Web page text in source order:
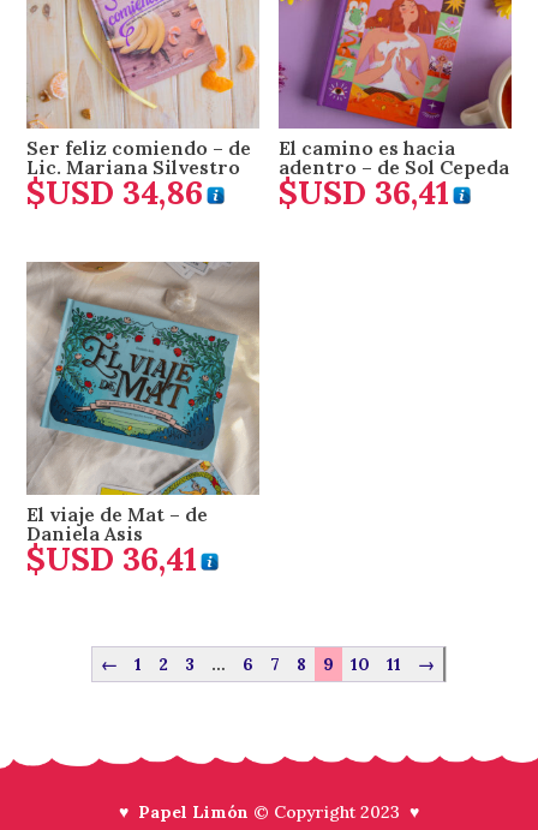
Ser feliz comiendo – de
Lic. Mariana Silvestro
$USD 34,86
El camino es hacia
adentro – de Sol Cepeda
$USD 36,41
El viaje de Mat – de
Daniela Asis
$USD 36,41
← 1 2 3 … 6 7 8 9 10 11 →
♥ Papel Limón © Copyright 2023 ♥